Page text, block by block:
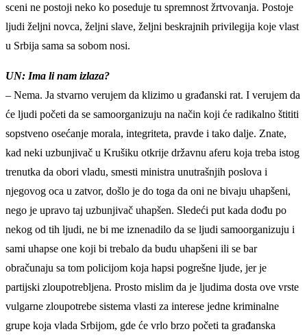
sceni ne postoji neko ko poseduje tu spremnost žrtvovanja. Postoje
ljudi željni novca, željni slave, željni beskrajnih privilegija koje vlast
u Srbija sama sa sobom nosi.
UN: Ima li nam izlaza?
– Nema. Ja stvarno verujem da klizimo u građanski rat. I verujem da
će ljudi početi da se samoorganizuju na način koji će radikalno štititi
sopstveno osećanje morala, integriteta, pravde i tako dalje. Znate,
kad neki uzbunjivač u Krušiku otkrije državnu aferu koja treba istog
trenutka da obori vladu, smesti ministra unutrašnjih poslova i
njegovog oca u zatvor, došlo je do toga da oni ne bivaju uhapšeni,
nego je upravo taj uzbunjivač uhapšen. Sledeći put kada dođu po
nekog od tih ljudi, ne bi me iznenadilo da se ljudi samoorganizuju i
sami uhapse one koji bi trebalo da budu uhapšeni ili se bar
obračunaju sa tom policijom koja hapsi pogrešne ljude, jer je
partijski zloupotrebljena. Prosto mislim da je ljudima dosta ove vrste
vulgarne zloupotrebe sistema vlasti za interese jedne kriminalne
grupe koja vlada Srbijom, gde će vrlo brzo početi ta građanska